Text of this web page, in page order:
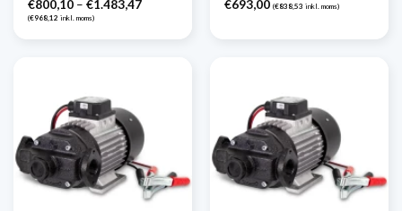
€800,10 – €1.483,47Prisintervall:
€1.483,47
(€968,12 inkl. moms)
€693,00 (€838,53 inkl. moms)